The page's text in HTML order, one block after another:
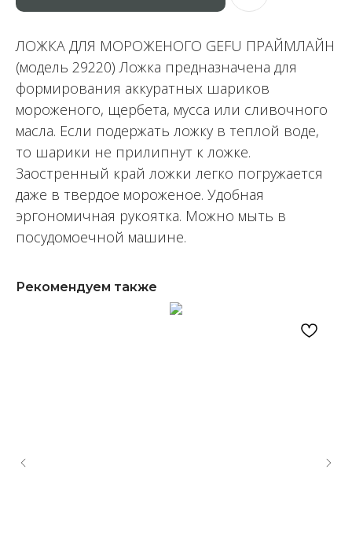
ЛОЖКА ДЛЯ МОРОЖЕНОГО GEFU ПРАЙМЛАЙН
(модель 29220) Ложка предназначена для
формирования аккуратных шариков
мороженого, щербета, мусса или сливочного
масла. Если подержать ложку в теплой воде,
то шарики не прилипнут к ложке.
Заостренный край ложки легко погружается
даже в твердое мороженое. Удобная
эргономичная рукоятка. Можно мыть в
посудомоечной машине.
Рекомендуем также